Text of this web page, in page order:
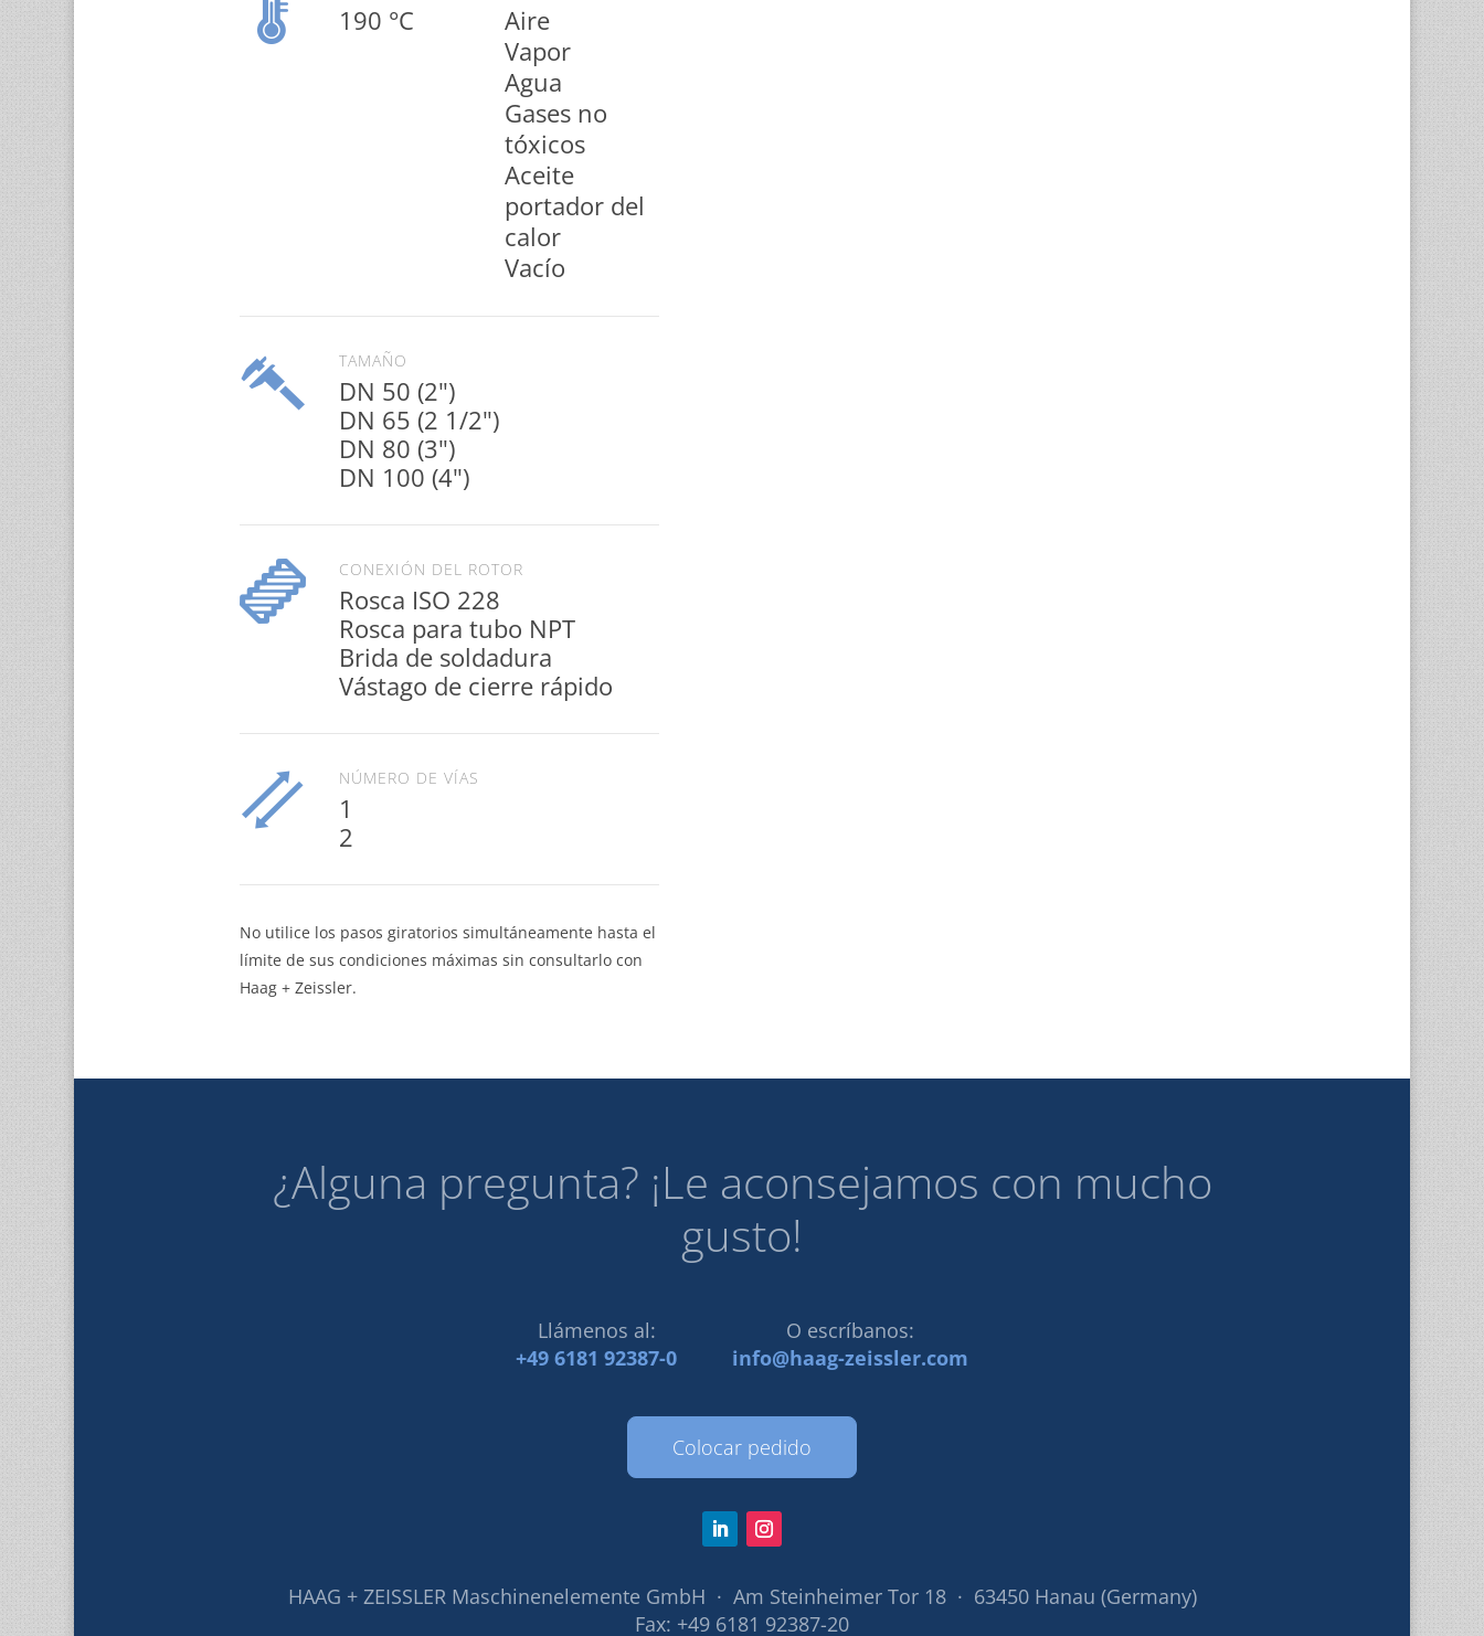
190 °C
Gases no
Aceite
portador del
Vacío
TAMAÑO
DN 50 (2")
DN 65 (2 1/2")
DN 80 (3")
DN 100 (4")
CONEXIÓN DEL ROTOR
Rosca ISO 228
Rosca para tubo NPT
Brida de soldadura
Vástago de cierre rápido
NÚMERO DE VÍAS
1
2
No utilice los pasos giratorios simultáneamente hasta el
límite de sus condiciones máximas sin consultarlo con
Haag + Zeissler.
¿Alguna pregunta? ¡Le aconsejamos con mucho
gusto!
Llámenos al:
+49 6181 92387-0
O escríbanos:
info@haag-zeissler.com
Colocar pedido
HAAG + ZEISSLER Maschinenelemente GmbH · Am Steinheimer Tor 18 · 63450 Hanau (Germany)
Fax: +49 6181 92387-20